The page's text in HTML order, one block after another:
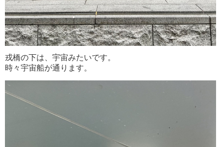
戎橋の下は、宇宙みたいです。
時々宇宙船が通ります。